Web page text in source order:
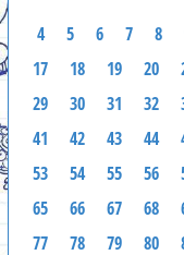
4 5 6 7 8
17
18 19 20
29
30 31 32
41
42 43 44
53
54 55 56
65
66 67 68
77
78 79 80